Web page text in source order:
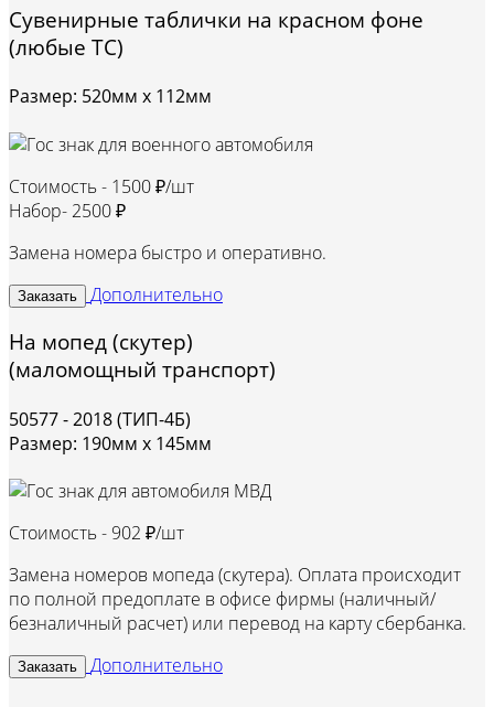
Сувенирные таблички на красном фоне
(любые ТС)
Размер: 520мм х 112мм
Стоимость - 1500 ₽/шт
Набор- 2500 ₽
Замена номера быстро и оперативно.
Заказать Дополнительно
На мопед (скутер)
(маломощный транспорт)
50577 - 2018 (ТИП-4Б)
Размер: 190мм х 145мм
Стоимость - 902 ₽/шт
Замена номеров мопеда (скутера). Оплата происходит
по полной предоплате в офисе фирмы (наличный/
безналичный расчет) или перевод на карту сбербанка.
Заказать Дополнительно